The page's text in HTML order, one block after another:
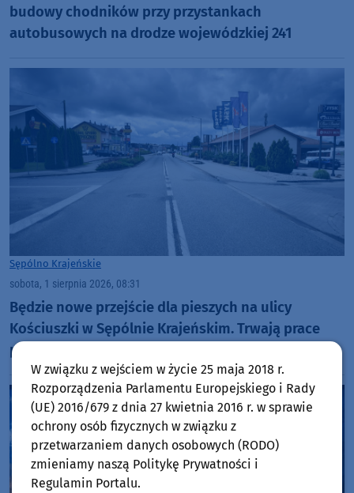
budowy chodników przy przystankach
autobusowych na drodze wojewódzkiej 241
Sępólno Krajeńskie
sobota, 1 sierpnia 2026, 08:31
Będzie nowe przejście dla pieszych na ulicy
Kościuszki w Sępólnie Krajeńskim. Trwają prace
projektowe
W związku z wejściem w życie 25 maja 2018 r.
Rozporządzenia Parlamentu Europejskiego i Rady
(UE) 2016/679 z dnia 27 kwietnia 2016 r. w sprawie
ochrony osób fizycznych w związku z
przetwarzaniem danych osobowych (RODO)
zmieniamy naszą Politykę Prywatności i
Regulamin Portalu.